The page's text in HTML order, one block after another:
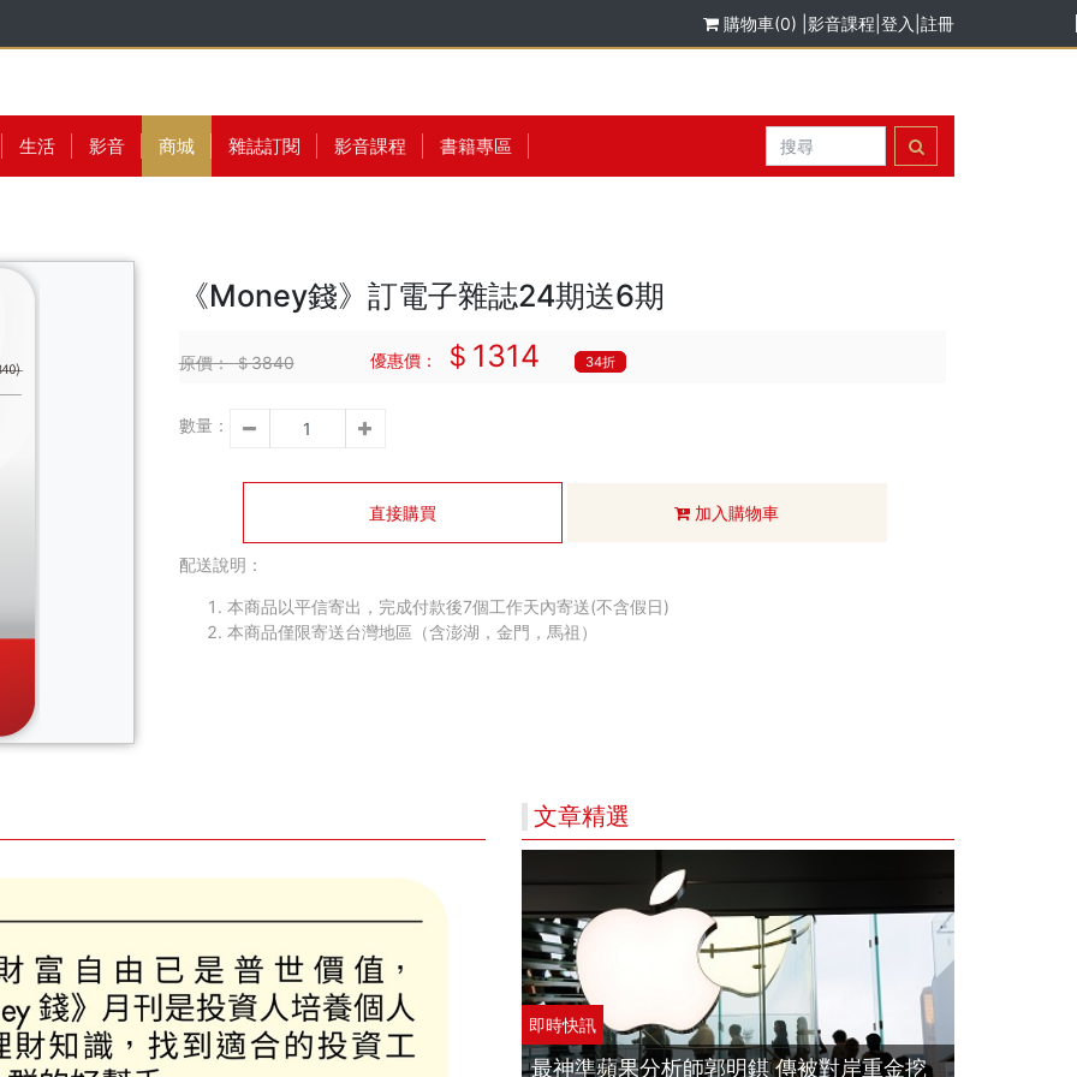
購物車(0) 影音課程 登入 註冊
生活 影音 商城 雜誌訂閱 影音課程 書籍專區
《Money錢》訂電子雜誌24期送6期
原價：＄3840 優惠價： ＄1314 34折
數量：
直接購買 加入購物車
配送說明：
本商品以平信寄出，完成付款後7個工作天內寄送(不含假日)
本商品僅限寄送台灣地區（含澎湖，金門，馬祖）
文章精選
即時快訊
最神準蘋果分析師郭明錤 傳被對岸重金挖